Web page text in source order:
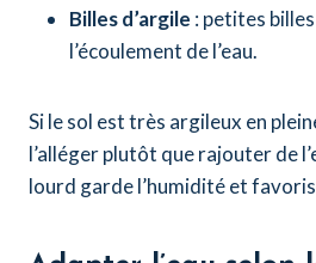
Billes d’argile : petites
l’écoulement de l’eau.
Si le sol est très argileux en
l’alléger plutôt que rajouter de
lourd garde l’humidité et